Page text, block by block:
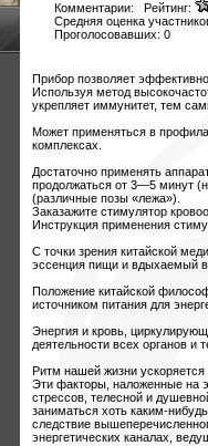
Комментарии: Рейтинг:
Средняя оценка
Проголосовавших: 0
Прибор позволяет
Используя метод
укрепляет иммунитет, тем
Может применяться в
комплексах.
Достаточно применять
продолжаться от 3—5 минут
(различные позы «лежа»).
Заказажите стимулятор
Инструкция применения
С точки зрения китайской
эссенция пищи и вдыхаемый
Положение китайской
источником питания для
Энергия и кровь,
деятельности всех органов и
Ритм нашей жизни
Эти факторы, наложенные на
стрессов, телесной и
заниматься хоть каким-
следствие
энергетических каналах,